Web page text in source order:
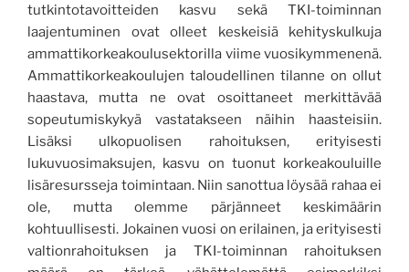
tutkintotavoitteiden kasvu sekä TKI-toiminnan
laajentuminen ovat olleet keskeisiä kehityskulkuja
ammattikorkeakoulusektorilla viime vuosikymmenenä.
Ammattikorkeakoulujen taloudellinen tilanne on ollut
haastava, mutta ne ovat osoittaneet merkittävää
sopeutumiskykyä vastatakseen näihin haasteisiin.
Lisäksi ulkopuolisen rahoituksen, erityisesti
lukuvuosimaksujen, kasvu on tuonut korkeakouluille
lisäresursseja toimintaan. Niin sanottua löysää rahaa ei
ole, mutta olemme pärjänneet keskimäärin
kohtuullisesti. Jokainen vuosi on erilainen, ja erityisesti
valtionrahoituksen ja TKI-toiminnan rahoituksen